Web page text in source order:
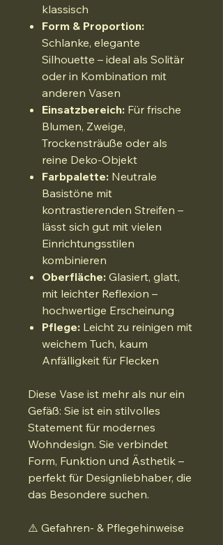
klassisch
Form & Proportion:
Schlanke, elegante
Silhouette – ideal als Solitär
oder in Kombination mit
anderen Vasen
Einsatzbereich: Für frische
Blumen, Zweige,
Trockensträuße oder als
reine Deko-Objekt
Farbpalette: Neutrale
Basistöne mit
kontrastierenden Streifen –
lässt sich gut mit vielen
Einrichtungsstilen
kombinieren
Oberfläche: Glasiert, glatt,
mit leichter Reflexion –
hochwertige Erscheinung
Pflege: Leicht zu reinigen mit
weichem Tuch, kaum
Anfälligkeit für Flecken
Diese Vase ist mehr als nur ein
Gefäß: Sie ist ein stilvolles
Statement für modernes
Wohndesign. Sie verbindet
Form, Funktion und Ästhetik –
perfekt für Designliebhaber, die
das Besondere suchen.
⚠️ Gefahren- & Pflegehinweise